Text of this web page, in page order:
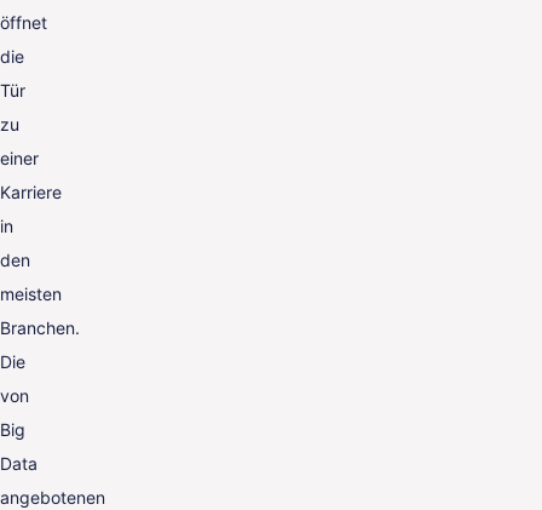
öffnet
die
Tür
zu
einer
Karriere
in
den
meisten
Branchen.
Die
von
Big
Data
angebotenen